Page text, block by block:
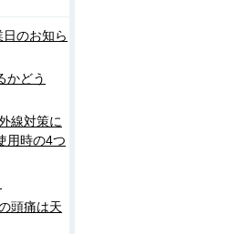
のお知ら
かどう
線対策に
用時の4つ
頭痛は天